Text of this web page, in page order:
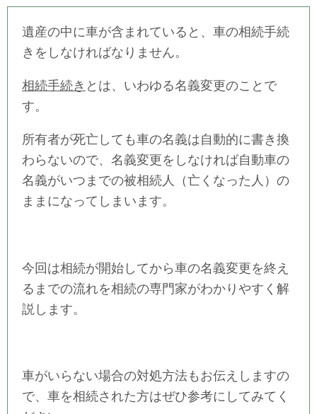
遺産の中に車が含まれていると、車の相続手続
きをしなければなりません。
相続手続き とは、いわゆる名義変更のことで
す。
所有者が死亡しても車の名義は自動的に書き換
わらないので、名義変更をしなければ自動車の
名義がいつまでの被相続人（亡くなった人）の
ままになってしまいます。
今回は相続が開始してから車の名義変更を終え
るまでの流れを相続の専門家がわかりやすく解
説します。
車がいらない場合の対処方法もお伝えしますの
で、車を相続された方はぜひ参考にしてみてく